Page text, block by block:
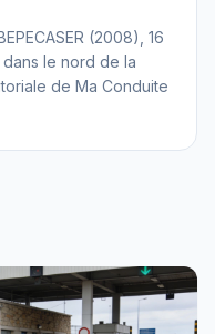
(2008), 16
le nord de la
de Ma Conduite